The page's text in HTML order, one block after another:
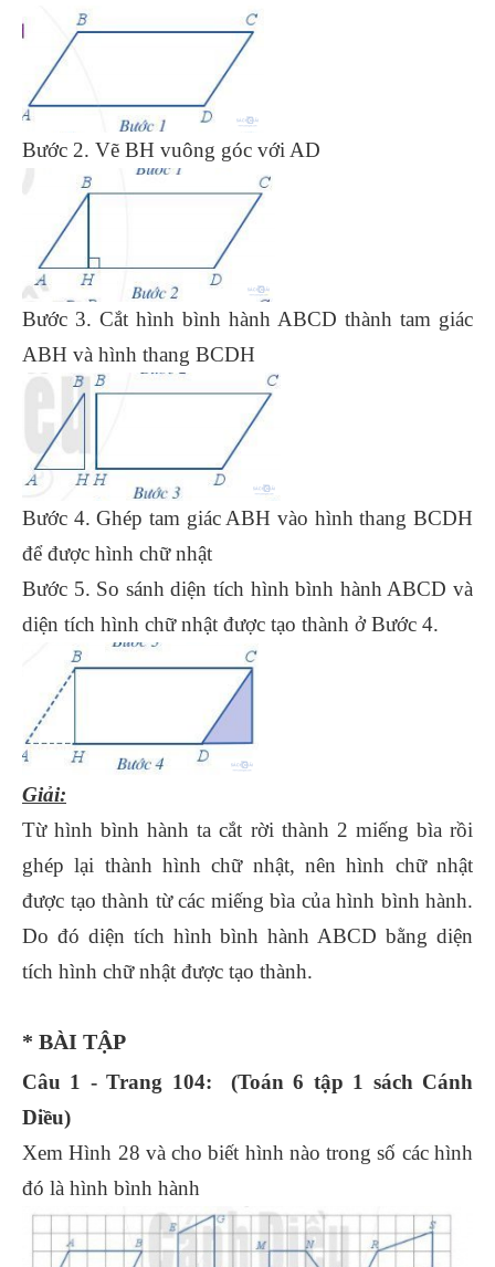
Bước 2. Vẽ BH vuông góc với AD
Bước 3. Cắt hình bình hành ABCD thành tam giác
ABH và hình thang BCDH
Bước 4. Ghép tam giác ABH vào hình thang BCDH
để được hình chữ nhật
Bước 5. So sánh diện tích hình bình hành ABCD và
diện tích hình chữ nhật được tạo thành ở Bước 4.
Giải:
Từ hình bình hành ta cắt rời thành 2 miếng bìa rồi
ghép lại thành hình chữ nhật, nên hình chữ nhật
được tạo thành từ các miếng bìa của hình bình hành.
Do đó diện tích hình bình hành ABCD bằng diện
tích hình chữ nhật được tạo thành.
* BÀI TẬP
Câu 1 - Trang 104: (Toán 6 tập 1 sách Cánh
Diều)
Xem Hình 28 và cho biết hình nào trong số các hình
đó là hình bình hành